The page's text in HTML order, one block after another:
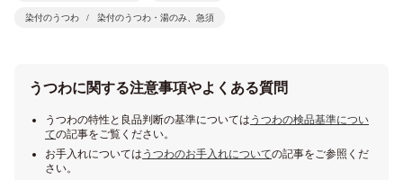
染付のうつわ 染付のうつわ・湯のみ、急須
うつわに関する注意事項やよくある質問
うつわの特性と良品判断の基準については うつわの検品基準につい
ての記事をご覧ください。
お手入れについては うつわのお手入れについての記事をご参照くだ
さい。